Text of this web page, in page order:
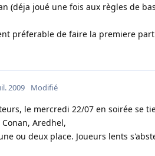
(déja joué une fois aux règles de
préferable de faire la premiere
2009 Modifié
le mercredi 22/07 en soirée se
Aredhel,
ou deux place. Joueurs lents